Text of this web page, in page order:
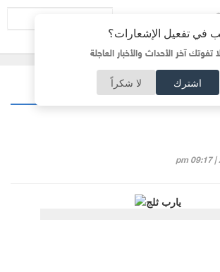
في تفعيل الإشعارات؟
تفوتك آخر الأحداث والأخبار العاجلة
اشترك لا شكراً